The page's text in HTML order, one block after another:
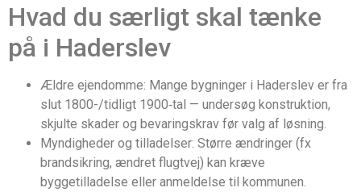
Hvad du særligt skal tænke
på i Haderslev
Ældre ejendomme: Mange bygninger i Haderslev er fra
slut 1800-/tidligt 1900‑tal — undersøg konstruktion,
skjulte skader og bevaringskrav før valg af løsning.
Myndigheder og tilladelser: Større ændringer (fx
brandsikring, ændret flugtvej) kan kræve
byggetilladelse eller anmeldelse til kommunen.